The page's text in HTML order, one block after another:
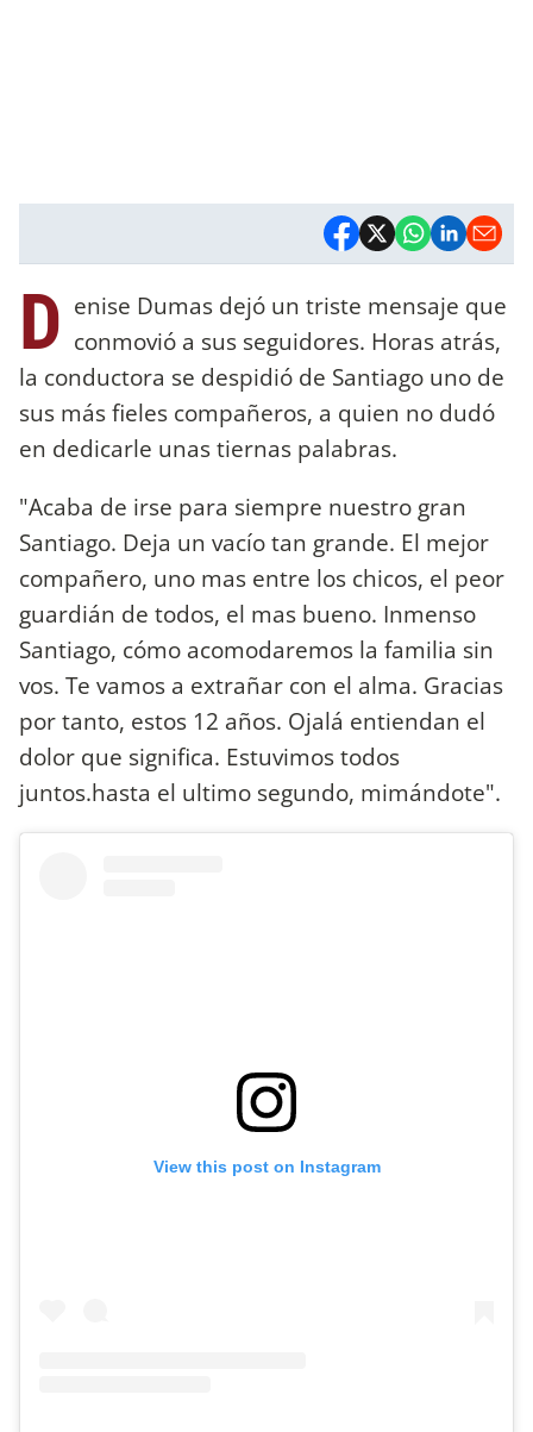
D enise Dumas dejó un triste mensaje que
conmovió a sus seguidores. Horas atrás,
la conductora se despidió de Santiago uno de
sus más fieles compañeros, a quien no dudó
en dedicarle unas tiernas palabras.
"Acaba de irse para siempre nuestro gran
Santiago. Deja un vacío tan grande. El mejor
compañero, uno mas entre los chicos, el peor
guardián de todos, el mas bueno. Inmenso
Santiago, cómo acomodaremos la familia sin
vos. Te vamos a extrañar con el alma. Gracias
por tanto, estos 12 años. Ojalá entiendan el
dolor que significa. Estuvimos todos
juntos.hasta el ultimo segundo, mimándote".
View this post on Instagram